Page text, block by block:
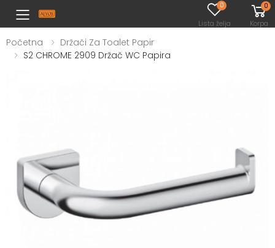
Toggle mobile menu
0
Lista želja
0
Korpa
Početna
Držači Za Toalet Papir
S2 CHROME 2909 Držač WC Papira